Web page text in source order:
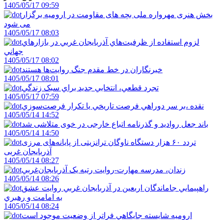
1405/05/17 09:59
بخش هنری مهرواره ملی بچه های مقاومت در ارومیه برگزار
می شود
1405/05/17 08:03
لزوم استفاده از ظرفيت‌هاي آذربايجان غربي در بازارهاي
جهاني
1405/05/17 08:02
خبرنگاران در خط مقدم جنگ روايت‌ها هستند
1405/05/17 08:01
تجرد قطعي، انتخابي جديد براي سبک زندگي
1405/05/17 07:59
نقده ،بر سر دوراهي فرصت تاريخي يا تکرار فرصت‌سوزي
1405/05/14 14:52
باند جعل روادید و گذرنامه اتباع خارجی در خوی متلاشی شد
1405/05/14 14:50
تردد ۶۰ هزار دستگاه ناوگان ترانزیتی از پایانه‌های مرزی
آذربایجان ‌غربی
1405/05/14 08:27
زندان، مدرسه مهارت-روايت رتبه يک آذربايجان‌غربي
1405/05/14 08:26
راهپيمايي جاماندگان اربعين در آذربايجان غربي روايت عشق
به امامت و رهبري
1405/05/14 08:24
اروميه شايسته جايگاهي فراتر از وضعيت موجود است